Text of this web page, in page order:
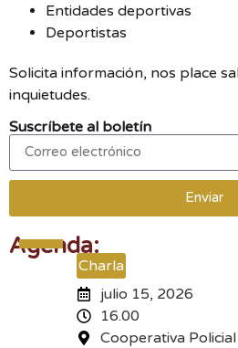
Entidades deportivas
Deportistas
Solicita información, nos place
inquietudes.
Suscríbete al boletín
Enviar
Agenda:
Charla
julio 15, 2026
16.00
Cooperativa Policial